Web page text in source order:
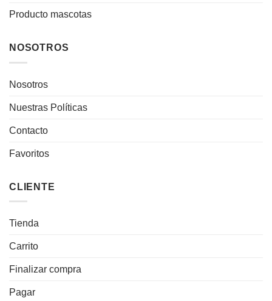
Producto mascotas
NOSOTROS
Nosotros
Nuestras Políticas
Contacto
Favoritos
CLIENTE
Tienda
Carrito
Finalizar compra
Pagar